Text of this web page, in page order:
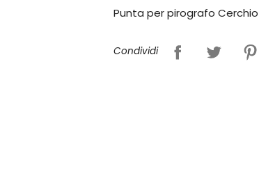
Punta per pirografo
Condividi